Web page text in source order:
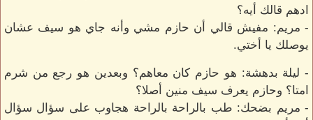
ادهم قالك أيه؟
- مريم: مفيش قالي أن حازم مشي وأنه جاي هو سيف عشان
يوصلك يا أختي.
- ليلة بدهشة: هو حازم كان معاهم؟ وبعدين هو رجع من شرم
امتا؟ وحازم يعرف سيف منين أصلا؟
- مريم بضحك: طب بالراحة بالراحة هجاوب على سؤال سؤال